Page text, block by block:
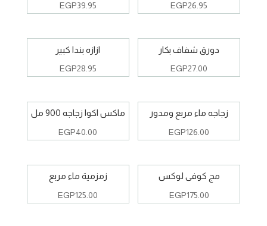
EGP26.95
EGP39.95
دورق شفاف بكار
EGP27.00
ازازه بندا كبير
EGP28.95
زجاجه ماء مربع ومدور
EGP126.00
ماكس اكوا زجاجه 900 مل
EGP40.00
مج كوفى لوكس
EGP175.00
زمزمية ماء مربع
EGP125.00